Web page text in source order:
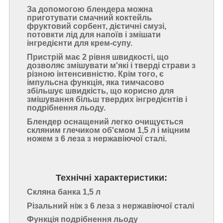
За допомогою блендера можна
приготувати смачний коктейль
фруктовий сорбент, дієтичні смузі,
потовкти лід для напоїв і змішати
інгредієнти для крем-супу.
Пристрій має 2 рівня швидкості, що
дозволяє змішувати м'які і тверді страви з
різною інтенсивністю. Крім того, є
імпульсна функція, яка тимчасово
збільшує швидкість, що корисно для
змішування більш твердих інгредієнтів і
подрібнення льоду.
Блендер оснащений легко очищується
скляним глечиком об'ємом 1,5 л і міцним
ножем з 6 леза з нержавіючої сталі.
Технічні характеристики:
Скляна банка 1,5 л
Різальний ніж з 6 леза з нержавіючої сталі
Функція подрібнення льоду